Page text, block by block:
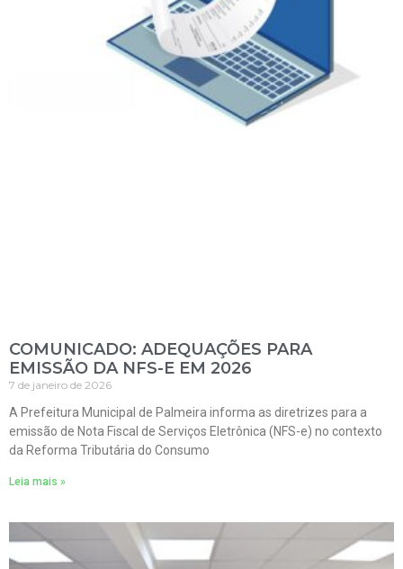
COMUNICADO: ADEQUAÇÕES PARA
EMISSÃO DA NFS-E EM 2026
7 de janeiro de 2026
A Prefeitura Municipal de Palmeira informa as diretrizes para a
emissão de Nota Fiscal de Serviços Eletrônica (NFS-e) no contexto
da Reforma Tributária do Consumo
Leia mais »